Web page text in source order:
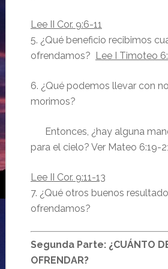
Lee II Cor. 9:6-11
5. ¿Qué beneficio recibimos
ofrendamos? Lee I Timoteo
6. ¿Qué podemos llevar con
morimos?
Entonces, ¿hay alguna
para el cielo? Ver Mateo 6:19-
Lee II Cor. 9:11-13
7. ¿Qué otros buenos
ofrendamos?
Segunda Parte: ¿CUÁNTO
OFRENDAR?